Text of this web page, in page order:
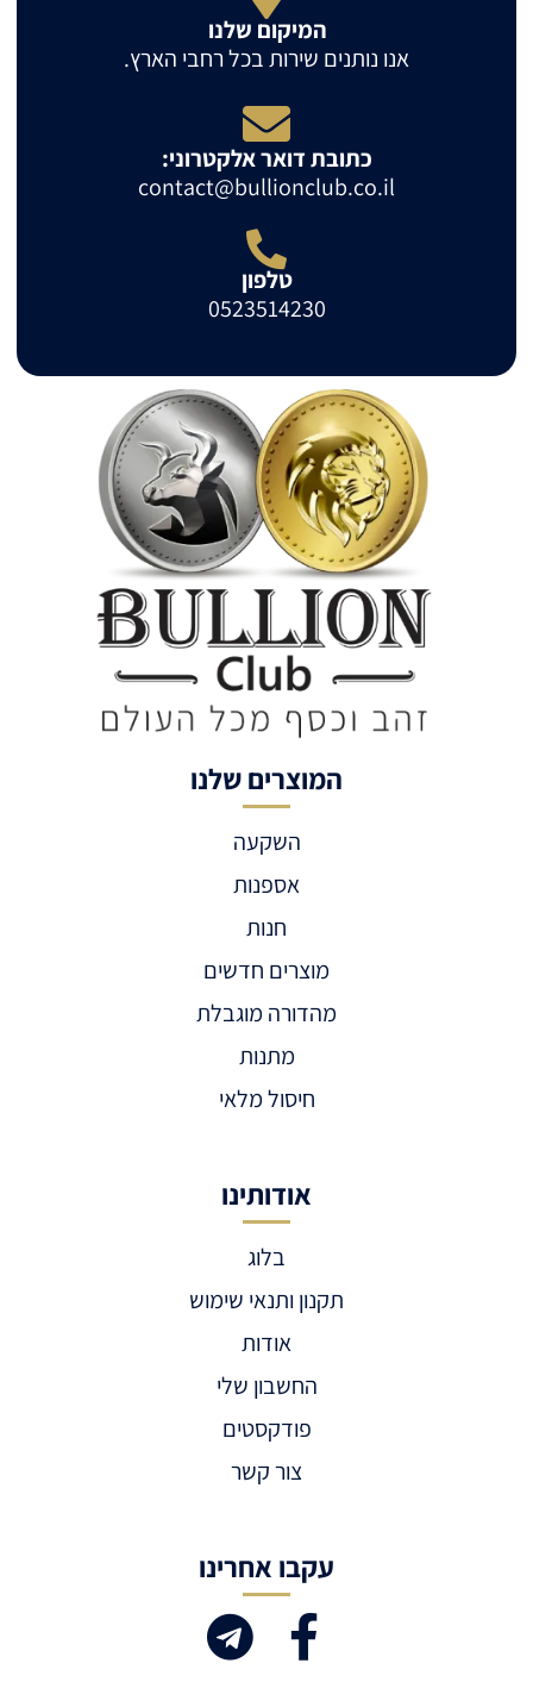
המיקום שלנו
אנו נותנים שירות בכל רחבי הארץ.
כתובת דואר אלקטרוני:
contact@bullionclub.co.il
טלפון
0523514230
המוצרים שלנו
השקעה
אספנות
חנות
מוצרים חדשים
מהדורה מוגבלת
מתנות
חיסול מלאי
אודותינו
בלוג
תקנון ותנאי שימוש
אודות
החשבון שלי
פודקסטים
צור קשר
עקבו אחרינו